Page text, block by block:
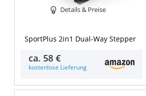
Details & Preise
SportPlus 2in1 Dual-Way Stepper
ca. 58 €
kostenlose Lieferung